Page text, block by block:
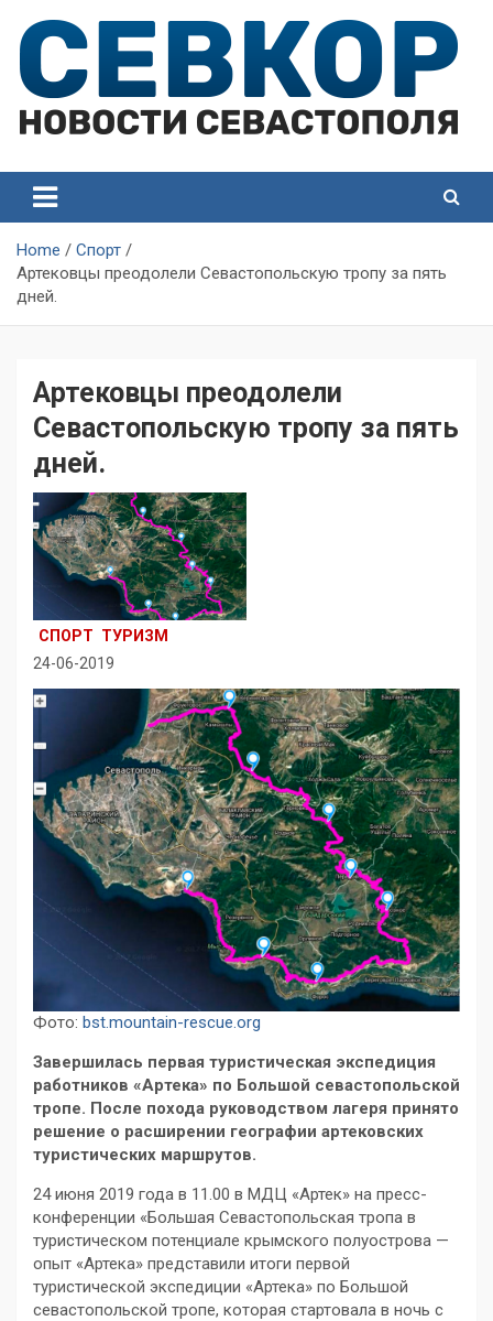
content
Севастополя
Севастополя
Home
Спорт
Артековцы преодолели Севастопольскую тропу за пять
дней.
Артековцы преодолели
Севастопольскую тропу за пять
дней.
СПОРТ ТУРИЗМ
24-06-2019
Фото: bst.mountain-rescue.org
Завершилась первая туристическая экспедиция
работников «Артека» по Большой севастопольской
тропе. После похода руководством лагеря принято
решение о расширении географии артековских
туристических маршрутов.
24 июня 2019 года в 11.00 в МДЦ «Артек» на пресс-
конференции «Большая Севастопольская тропа в
туристическом потенциале крымского полуострова —
опыт «Артека» представили итоги первой
туристической экспедиции «Артека» по Большой
севастопольской тропе, которая стартовала в ночь с